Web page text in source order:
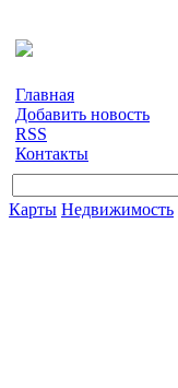
Главная
Добавить новость
RSS
Контакты
Карты Недвижимость